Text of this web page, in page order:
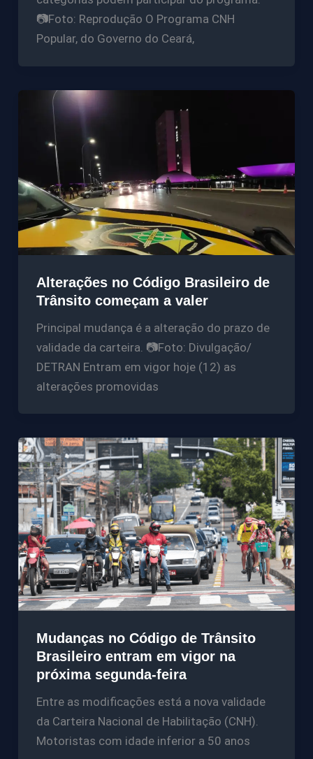
📷Foto: Reprodução O Programa CNH
Popular, do Governo do Ceará,
Alterações no Código Brasileiro de
Trânsito começam a valer
Principal mudança é a alteração do prazo de
validade da carteira. 📷Foto: Divulgação/
DETRAN Entram em vigor hoje (12) as
alterações promovidas
Mudanças no Código de Trânsito
Brasileiro entram em vigor na
próxima segunda-feira
Entre as modificações está a nova validade
da Carteira Nacional de Habilitação (CNH).
Motoristas com idade inferior a 50 anos